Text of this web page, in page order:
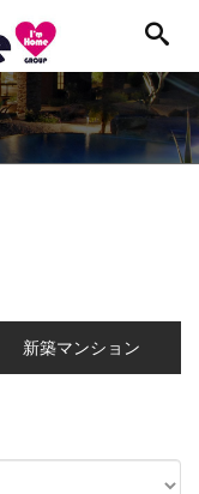
新築マンション